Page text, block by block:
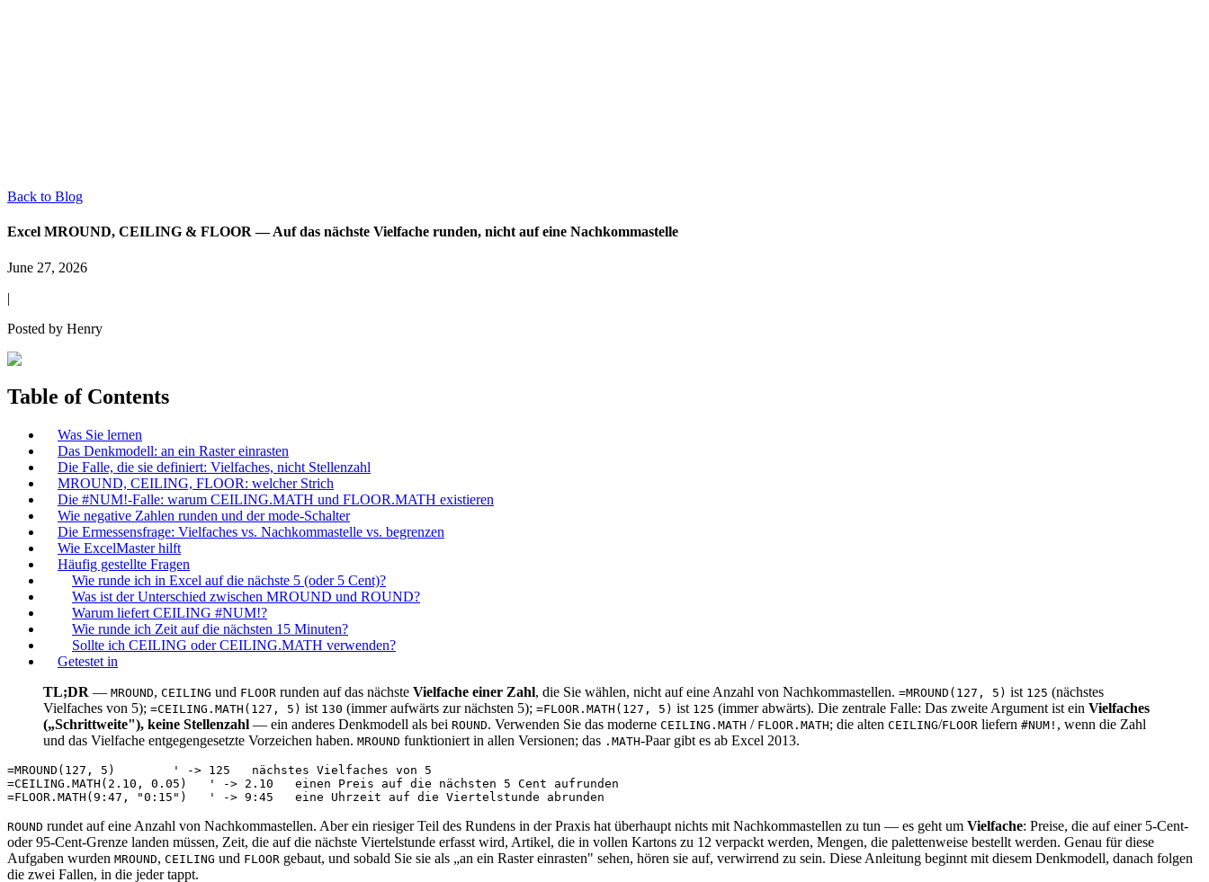
Back to Blog
Excel MROUND, CEILING & FLOOR — Auf das nächste Vielfache runden, nicht auf eine Nachkommastelle
June 27, 2026
|
Posted by Henry
Table of Contents
Was Sie lernen
Das Denkmodell: an ein Raster einrasten
Die Falle, die sie definiert: Vielfaches, nicht Stellenzahl
MROUND, CEILING, FLOOR: welcher Strich
Die #NUM!-Falle: warum CEILING.MATH und FLOOR.MATH existieren
Wie negative Zahlen runden und der mode-Schalter
Die Ermessensfrage: Vielfaches vs. Nachkommastelle vs. begrenzen
Wie ExcelMaster hilft
Häufig gestellte Fragen
Wie runde ich in Excel auf die nächste 5 (oder 5 Cent)?
Was ist der Unterschied zwischen MROUND und ROUND?
Warum liefert CEILING #NUM!?
Wie runde ich Zeit auf die nächsten 15 Minuten?
Sollte ich CEILING oder CEILING.MATH verwenden?
Getestet in
TL;DR — MROUND, CEILING und FLOOR runden auf das nächste Vielfache einer Zahl, die Sie wählen, nicht auf eine Anzahl von Nachkommastellen. =MROUND(127, 5) ist 125 (nächstes
Vielfaches von 5); =CEILING.MATH(127, 5) ist 130 (immer aufwärts zur nächsten 5); =FLOOR.MATH(127, 5) ist 125 (immer abwärts). Die zentrale Falle: Das zweite Argument ist ein Vielfaches
(„Schrittweite"), keine Stellenzahl — ein anderes Denkmodell als bei ROUND. Verwenden Sie das moderne CEILING.MATH / FLOOR.MATH; die alten CEILING/FLOOR liefern #NUM! , wenn die Zahl
und das Vielfache entgegengesetzte Vorzeichen haben. MROUND funktioniert in allen Versionen; das .MATH-Paar gibt es ab Excel 2013.
=MROUND(127, 5)        ' -> 125   nächstes Vielfaches von 5
=CEILING.MATH(2.10, 0.05)   ' -> 2.10   einen Preis auf die nächsten 5 Cent aufrunden
ROUND rundet auf eine Anzahl von Nachkommastellen. Aber ein riesiger Teil des Rundens in der Praxis hat überhaupt nichts mit Nachkommastellen zu tun — es geht um Vielfache: Preise, die auf einer 5-Cent-
oder 95-Cent-Grenze landen müssen, Zeit, die auf die nächste Viertelstunde erfasst wird, Artikel, die in vollen Kartons zu 12 verpackt werden, Mengen, die palettenweise bestellt werden. Genau für diese
Aufgaben wurden MROUND, CEILING und FLOOR gebaut, und sobald Sie sie als „an ein Raster einrasten" sehen, hören sie auf, verwirrend zu sein. Diese Anleitung beginnt mit diesem Denkmodell, danach folgen
die zwei Fallen, in die jeder tappt.